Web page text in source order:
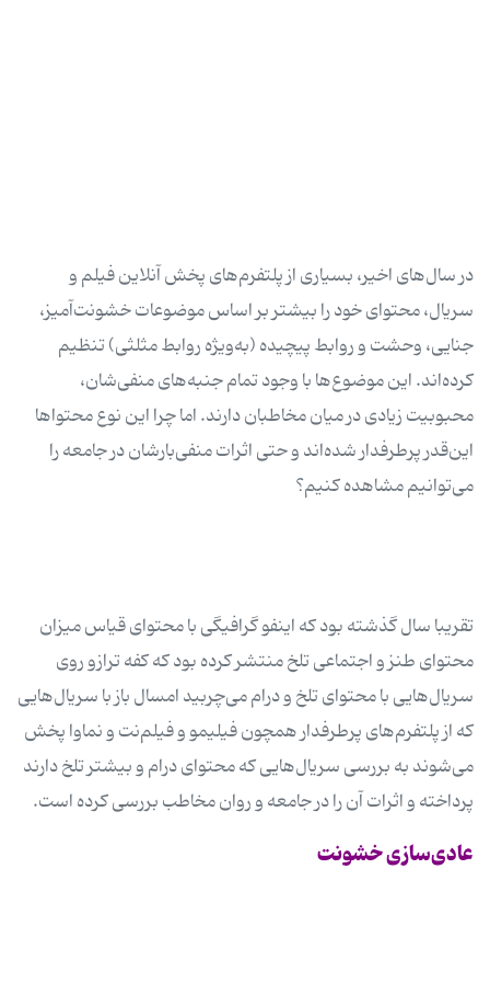
در سال‌های اخیر، بسیاری از پلتفرم‌های پخش آنلاین فیلم و
سریال، محتوای خود را بیشتر بر اساس موضوعات خشونت‌آمیز،
جنایی، وحشت و روابط پیچیده (به‌ویژه روابط مثلثی) تنظیم
کرده‌اند. این موضوع‌ها با وجود تمام جنبه‌های منفی‌شان،
محبوبیت زیادی در میان مخاطبان دارند. اما چرا این نوع محتواها
این‌قدر پرطرفدار شده‌اند و حتی اثرات منفی‌بارشان در جامعه را
می‌توانیم مشاهده کنیم؟
تقریبا سال گذشته بود که اینفو گرافیگی با محتوای قیاس میزان
محتوای طنز و اجتماعی تلخ منتشر کرده بود که کفه ترازو روی
سریال‌هایی با محتوای تلخ و درام می‌چربید امسال باز با سریال‌هایی
که از پلتفرم‌های پرطرفدار همچون فیلیمو و فیلم‌نت و نماوا پخش
می‌شوند به بررسی سریال‌هایی که محتوای درام و بیشتر تلخ دارند
پرداخته و اثرات آن را در جامعه و روان مخاطب بررسی کرده است.
عادی‌سازی خشونت